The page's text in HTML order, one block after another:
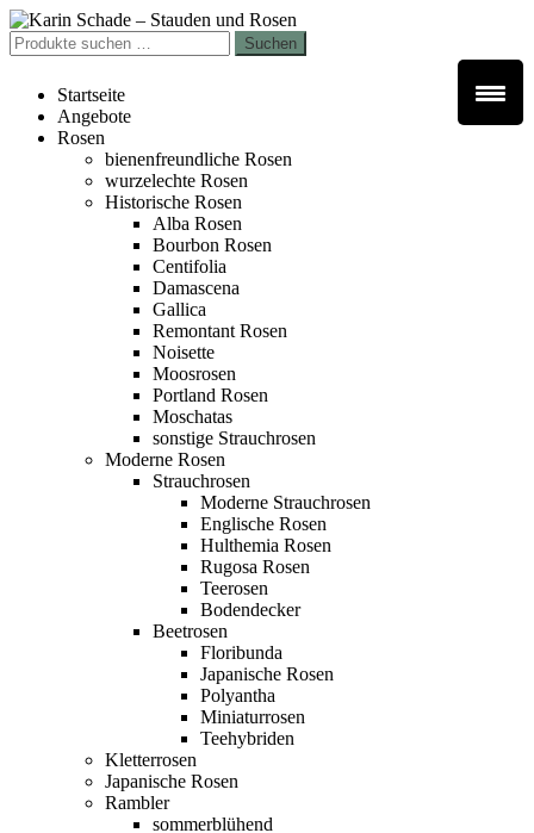
Zur
Navigation
springen
Zum
Inhalt
springen
Suchen
nach:
Suchen
Startseite
Angebote
Rosen
bienenfreundliche Rosen
wurzelechte Rosen
Historische Rosen
Alba Rosen
Bourbon Rosen
Centifolia
Damascena
Gallica
Remontant Rosen
Noisette
Moosrosen
Portland Rosen
Moschatas
sonstige Strauchrosen
Moderne Rosen
Strauchrosen
Moderne Strauchrosen
Englische Rosen
Hulthemia Rosen
Rugosa Rosen
Teerosen
Bodendecker
Beetrosen
Floribunda
Japanische Rosen
Polyantha
Miniaturrosen
Teehybriden
Kletterrosen
Japanische Rosen
Rambler
sommerblühend